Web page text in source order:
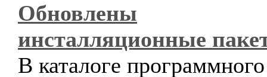
Обновлены
инсталляционные
В каталоге программного